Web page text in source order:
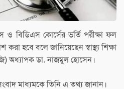
ও বিডিএস কোর্সের ভর্তি পরীক্ষা ফল
হবে বলে জানিয়েছেন স্বাস্থ্য শিক্ষা
অধ্যাপক ডা. নাজমুল হোসেন।
মাধ্যমকে তিনি এ তথ্য জানান।